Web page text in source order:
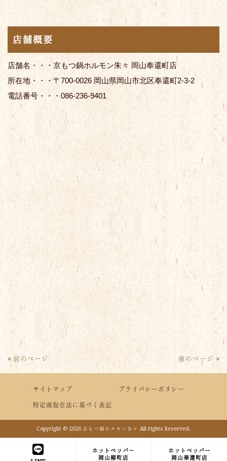
店舗概要
店舗名・・・京もつ鍋ホルモン朱々 岡山奉還町店
所在地・・・〒700-0026 岡山県岡山市北区奉還町2-3-2
電話番号・・・086-236-9401
« 前のページ 後のページ »
サイトマップ プライバシーポリシー
特定商取引法に基づく表記
Copyright © 2026 京もつ鍋ホルモン朱々 All rights Reserved.
ホットペッパー
岡山柳町店
ホットペッパー
岡山奉還町店